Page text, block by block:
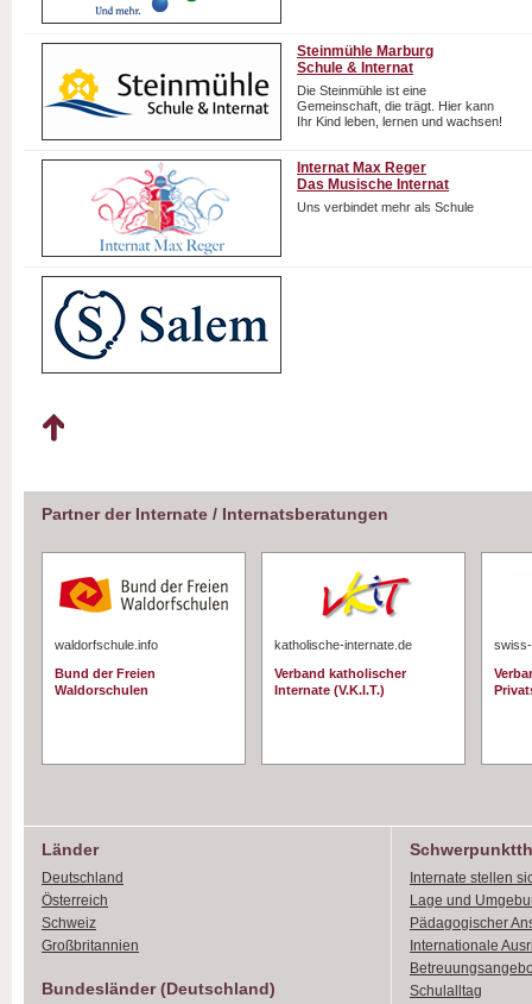
Steinmühle Marburg
Schule & Internat
Die Steinmühle ist eine
Gemeinschaft, die trägt. Hier kann
Ihr Kind leben, lernen und wachsen!
Internat Max Reger
Das Musische Internat
Uns verbindet mehr als Schule
Partner der Internate / Internatsberatungen
waldorfschule.info
Bund der Freien
Waldorschulen
katholische-internate.de
Verband katholischer
Internate (V.K.I.T.)
Länder
Deutschland
Österreich
Schweiz
Großbritannien
Bundesländer (Deutschland)
Internate stellen
Lage und
Pädagogischer
Internationale
Schulalltag